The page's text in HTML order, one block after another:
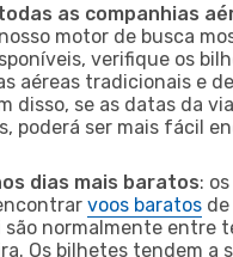
as companhias
motor de busca
verifique os
aéreas tradicionais e
disso, se as datas da
poderá ser mais fácil
dias mais baratos:
voos baratos
são normalmente entre
Os bilhetes tendem a